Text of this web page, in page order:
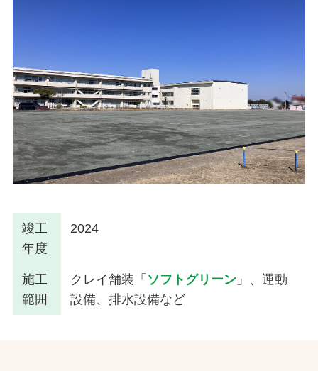
竣工
年度
2024
施工
範囲
クレイ舗装「 ソフトグリーン 」、運動
設備、排水設備など